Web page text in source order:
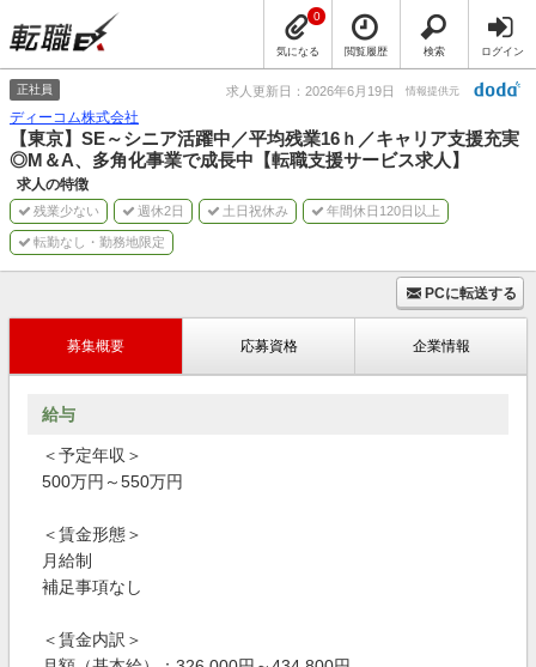
気になる
0
閲覧履歴 検索 ログイン
正社員 求人更新日：2026年6月19日 情報提供元
ディーコム株式会社
【東京】SE～シニア活躍中／平均残業16ｈ／キャリア支援充実
◎M＆A、多角化事業で成長中【転職支援サービス求人】
求人の特徴
残業少ない 週休2日 土日祝休み 年間休日120日以上
転勤なし・勤務地限定
PCに転送する
募集概要 応募資格 企業情報
給与
＜予定年収＞
500万円～550万円
＜賃金形態＞
月給制
補足事項なし
＜賃金内訳＞